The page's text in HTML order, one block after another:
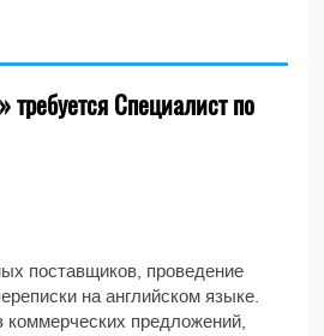
Специалист по
поставщиков, проведение
на английском языке.
коммерческих предложений,